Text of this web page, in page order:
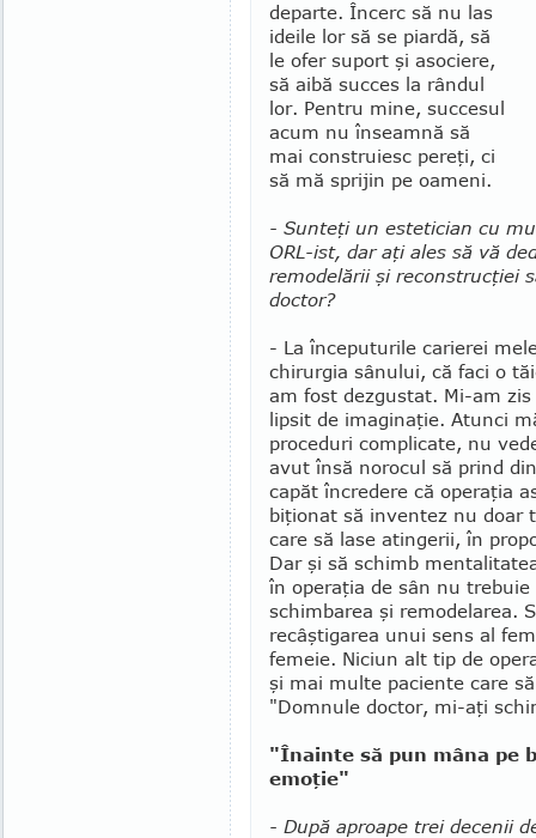
departe. Încerc să nu las
ideile lor să se piardă, să
le ofer suport şi aso­ciere,
să aibă succes la rândul
lor. Pentru mine, succesul
acum nu înseamnă să
mai construiesc pe­reţi, ci
să mă sprijin pe oameni.
- Sunteţi un estetician cu
ORL-ist, dar aţi ales să vă
remodelării şi reconstrucţiei
doctor?
- La începuturile carierei
chirurgia sânului, că faci o
am fost dezgustat. Mi-am
lipsit de ima­ginaţie. Atunci
proceduri complicate, nu
avut însă norocul să prind
capăt în­credere că operaţia
biţionat să inventez nu doar
care să lase atingerii, în
Dar şi să schimb
în operaţia de sân nu
schimbarea şi remodelarea.
recâştigarea unui sens al
femeie. Niciun alt tip de
şi mai multe paciente care
"Domnule doctor, mi-aţi
"Înainte să pun mâna pe
emoţie"
- După aproape trei decenii